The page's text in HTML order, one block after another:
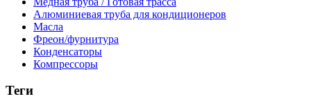
Алюминиевая труба для кондиционеров
Масла
Фреон/фурнитура
Конденсаторы
Компрессоры
Теги